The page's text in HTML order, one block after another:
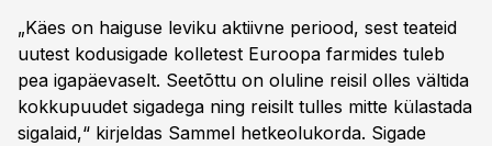
„Käes on haiguse leviku aktiivne periood, sest teateid
uutest kodusigade kolletest Euroopa farmides tuleb
pea igapäevaselt. Seetõttu on oluline reisil olles vältida
kokkupuudet sigadega ning reisilt tulles mitte külastada
sigalaid,“ kirjeldas Sammel hetkeolukorda. Sigade